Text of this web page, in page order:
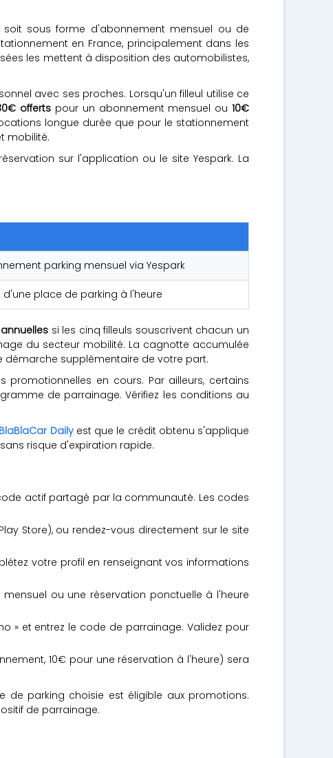
sous forme d'abonnement mensuel ou de
en France, principalement dans les
les mettent à disposition des automobilistes,
avec ses proches. Lorsqu'un filleul utilise ce
offerts pour un abonnement mensuel ou10€
longue durée que pour le stationnement
mobilité.
sur l'application ou le site Yespark. La
parking mensuel via Yespark
place de parking à l'heure
si les cinq filleuls souscrivent chacun un
du secteur mobilité. La cagnotte accumulée
supplémentaire de votre part.
en cours. Par ailleurs, certains
de parrainage. Vérifiez les conditions au
BlaBlaCar Dailyest que le crédit obtenu s'applique
risque d'expiration rapide.
actif partagé par la communauté. Les codes
Store), ou rendez-vous directement sur le site
votre profil en renseignant vos informations
ou une réservation ponctuelle à l'heure
» et entrez le code de parrainage. Validez pour
10€ pour une réservation à l'heure) sera
de parking choisie est éligible aux promotions.
de parrainage.